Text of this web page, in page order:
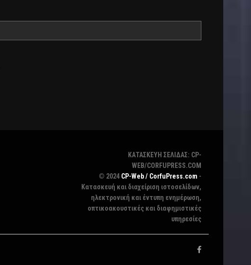
ΚΑΤΑΣΚΕΥΗ ΣΕΛΙΔΑΣ: CP-
WEB/CORFUPRESS.COM
© 2024 CP-Web / CorfuPress.com -
Κατασκευή και διαχείριση ιστοσελίδων,
ηλεκτρονική και έντυπη ενημέρωση,
οπτικοακουστικές και διαφημιστικές
υπηρεσίες